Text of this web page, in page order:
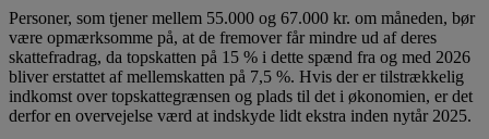
Personer, som tjener mellem 55.000 og 67.000 kr. om måneden, bør
være opmærksomme på, at de fremover får mindre ud af deres
skattefradrag, da topskatten på 15 % i dette spænd fra og med 2026
bliver erstattet af mellemskatten på 7,5 %. Hvis der er tilstrækkelig
indkomst over topskattegrænsen og plads til det i økonomien, er det
derfor en overvejelse værd at indskyde lidt ekstra inden nytår 2025.